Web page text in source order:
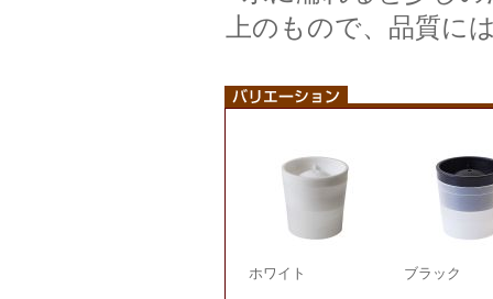
上のもので、品質に
ホワイト ブラック